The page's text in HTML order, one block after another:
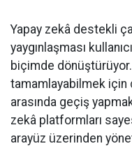
Yapay zekâ destekli
yaygınlaşması
biçimde
tamamlayabilmek için
arasında geçiş
zekâ platformları
arayüz üzerinden